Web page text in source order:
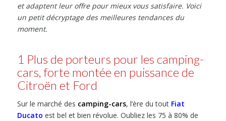
et adaptent leur offre pour mieux vous satisfaire. Voici
un petit décryptage des meilleures tendances du
moment.
1 Plus de porteurs pour les camping-
cars, forte montée en puissance de
Citroën et Ford
Sur le marché des camping-cars, l’ère du tout Fiat
Ducato est bel et bien révolue. Oubliez les 75 à 80% de